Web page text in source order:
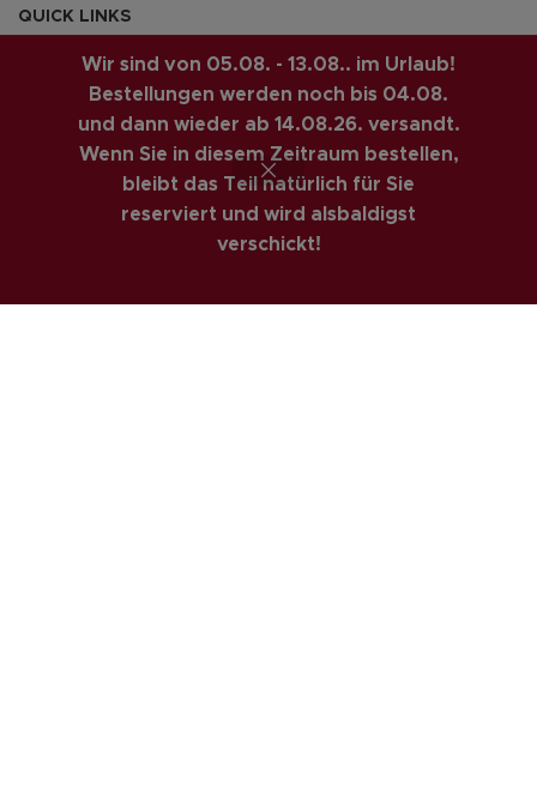
Wir sind von 05.08. - 13.08.. im Urlaub!
Bestellungen werden noch bis 04.08.
und dann wieder ab 14.08.26. versandt.
Wenn Sie in diesem Zeitraum bestellen,
bleibt das Teil natürlich für Sie
reserviert und wird alsbaldigst
verschickt!
QUICK LINKS
Gitarren Shop
Über uns